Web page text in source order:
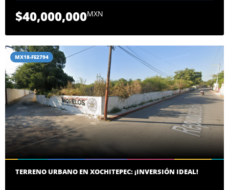
$40,000,000MXN
MX18-FE2794
TERRENO URBANO EN XOCHITEPEC: ¡INVERSIÓN IDEAL!